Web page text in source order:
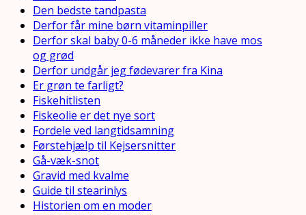
Den bedste tandpasta
Derfor får mine børn vitaminpiller
Derfor skal baby 0-6 måneder ikke have mos
og grød
Derfor undgår jeg fødevarer fra Kina
Er grøn te farligt?
Fiskehitlisten
Fiskeolie er det nye sort
Fordele ved langtidsamning
Førstehjælp til Kejsersnitter
Gå-væk-snot
Gravid med kvalme
Guide til stearinlys
Historien om en moder